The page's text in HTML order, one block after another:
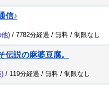
信♪
他) / 7782分経過 / 無料 / 制限なし
伝説の麻婆豆腐。
) / 119分経過 / 無料 / 制限なし